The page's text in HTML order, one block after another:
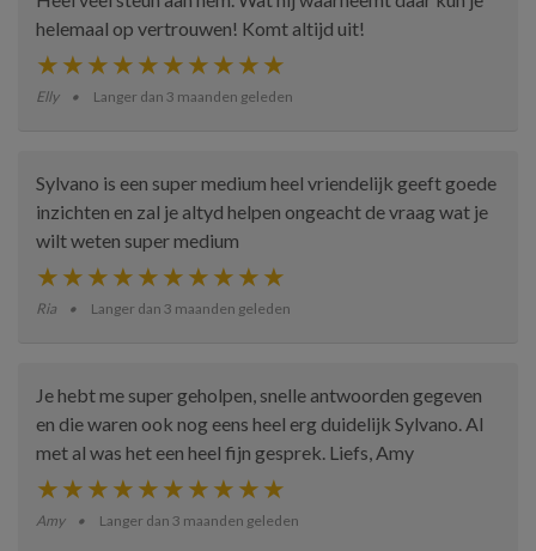
helemaal op vertrouwen! Komt altijd uit!
Elly Langer dan 3 maanden geleden
Sylvano is een super medium heel vriendelijk geeft goede
inzichten en zal je altyd helpen ongeacht de vraag wat je
wilt weten super medium
Ria Langer dan 3 maanden geleden
Je hebt me super geholpen, snelle antwoorden gegeven
en die waren ook nog eens heel erg duidelijk Sylvano. Al
met al was het een heel fijn gesprek. Liefs, Amy
Amy Langer dan 3 maanden geleden